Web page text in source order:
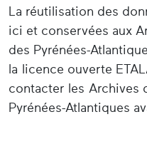
La réutilisation des
ici et conservées aux
des Pyrénées-
la licence ouverte
contacter les Archives
Pyrénées-Atlantiques